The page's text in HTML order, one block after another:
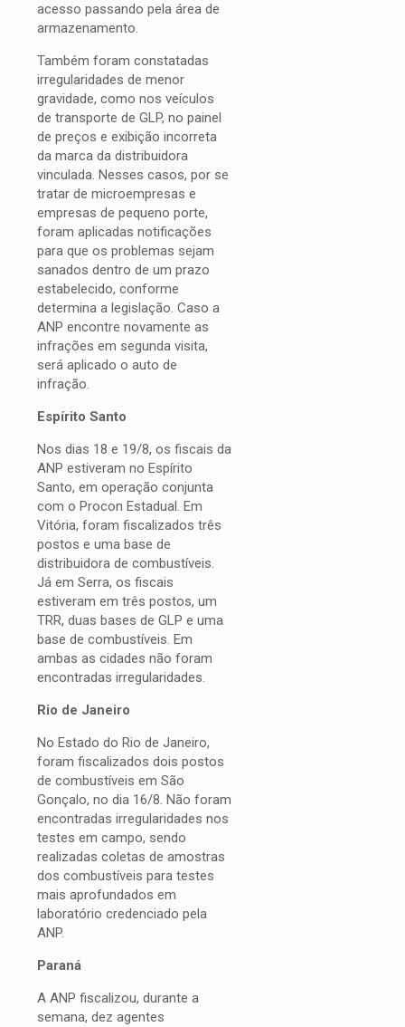
acesso passando pela área de
armazenamento.
Também foram constatadas
irregularidades de menor
gravidade, como nos veículos
de transporte de GLP, no painel
de preços e exibição incorreta
da marca da distribuidora
vinculada. Nesses casos, por se
tratar de microempresas e
empresas de pequeno porte,
foram aplicadas notificações
para que os problemas sejam
sanados dentro de um prazo
estabelecido, conforme
determina a legislação. Caso a
ANP encontre novamente as
infrações em segunda visita,
será aplicado o auto de
infração.
Espírito Santo
Nos dias 18 e 19/8, os fiscais da
ANP estiveram no Espírito
Santo, em operação conjunta
com o Procon Estadual. Em
Vitória, foram fiscalizados três
postos e uma base de
distribuidora de combustíveis.
Já em Serra, os fiscais
estiveram em três postos, um
TRR, duas bases de GLP e uma
base de combustíveis. Em
ambas as cidades não foram
encontradas irregularidades.
Rio de Janeiro
No Estado do Rio de Janeiro,
foram fiscalizados dois postos
de combustíveis em São
Gonçalo, no dia 16/8. Não foram
encontradas irregularidades nos
testes em campo, sendo
realizadas coletas de amostras
dos combustíveis para testes
mais aprofundados em
laboratório credenciado pela
ANP.
Paraná
A ANP fiscalizou, durante a
semana, dez agentes